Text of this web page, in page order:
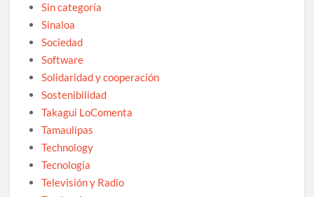
Sin categoría
Sinaloa
Sociedad
Software
Solidaridad y cooperación
Sostenibilidad
Takagui LoComenta
Tamaulipas
Technology
Tecnología
Televisión y Radio